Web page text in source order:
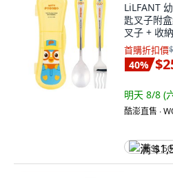
LiLFANT
匙叉子附
叉子 + 收
首購折扣價
40%
明天 8/8 (
酷澎直售 ∙
满